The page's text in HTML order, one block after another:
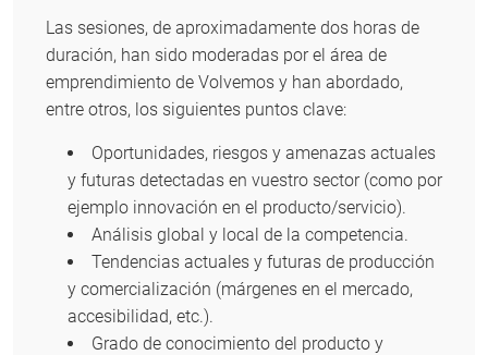
Las sesiones, de aproximadamente dos horas de
duración, han sido moderadas por el área de
emprendimiento de Volvemos y han abordado,
entre otros, los siguientes puntos clave:
Oportunidades, riesgos y amenazas actuales
y futuras detectadas en vuestro sector (como por
ejemplo innovación en el producto/servicio).
Análisis global y local de la competencia.
Tendencias actuales y futuras de producción
y comercialización (márgenes en el mercado,
accesibilidad, etc.).
Grado de conocimiento del producto y